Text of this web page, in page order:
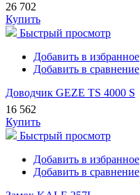
26 702
Купить
Быстрый просмотр
Добавить в избранное
Добавить в сравнение
Доводчик GEZE TS 4000 S
16 562
Купить
Быстрый просмотр
Добавить в избранное
Добавить в сравнение